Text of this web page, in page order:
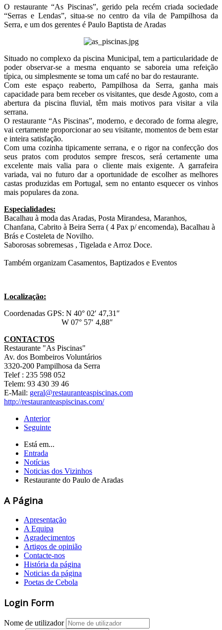
O restaurante “As Piscinas”, gerido pela recém criada sociedade
“Serras e Lendas”, situa-se no centro da vila de Pampilhosa da
Serra, e um dos gerentes é Paulo Baptista de Aradas
Situado no complexo da piscina Municipal, tem a particularidade de
poder observar-se a mesma enquanto se saboreia uma refeição
típica, ou simplesmente se toma um café no bar do restaurante.
Com este espaço reaberto, Pampilhosa da Serra, ganha mais
capacidade para bem receber os visitantes, que desde Agosto, com a
abertura da piscina fluvial, têm mais motivos para visitar a vila
serrana.
O restaurante “As Piscinas”, moderno, e decorado de forma alegre,
vai certamente proporcionar ao seu visitante, momentos de bem estar
e inteira satisfação.
Com uma cozinha tipicamente serrana, e o rigor na confecção dos
seus pratos com produtos sempre frescos, será certamente uma
excelente mais valia para o cliente mais exigente. A garrafeira
variada, vai no futuro dar a oportunidade de escolher as melhores
castas produzidas em Portugal, sem no entanto esquecer os vinhos
mais populares da zona.
Especialidades:
Bacalhau à moda das Aradas, Posta Mirandesa, Maranhos,
Chanfana, Cabrito à Beira Serra ( 4 Pax p/ encomenda), Bacalhau à
Brás e Costeleta de Novilho.
Saborosas sobremesas , Tigelada e Arroz Doce.
Também organizam Casamentos, Baptizados e Eventos
Localização:
Coordenadas GPS: N 40° 02′ 47,31″
W 07° 57′ 4,88″
CONTACTOS
Restaurante "As Piscinas"
Av. dos Bombeiros Voluntários
3320-200 Pampilhosa da Serra
Telef : 235 598 052
Telem: 93 430 39 46
E-Mail: geral@restauranteaspiscinas.com
http://restauranteaspiscinas.com/
Anterior
Seguinte
Está em...
Entrada
Notícias
Noticias dos Vizinhos
Restaurante do Paulo de Aradas
A Página
Apresentação
A Equipa
Agradecimentos
Artigos de opinião
Contacte-nos
História da página
Noticias da página
Poetas de Cebola
Login Form
Nome de utilizador